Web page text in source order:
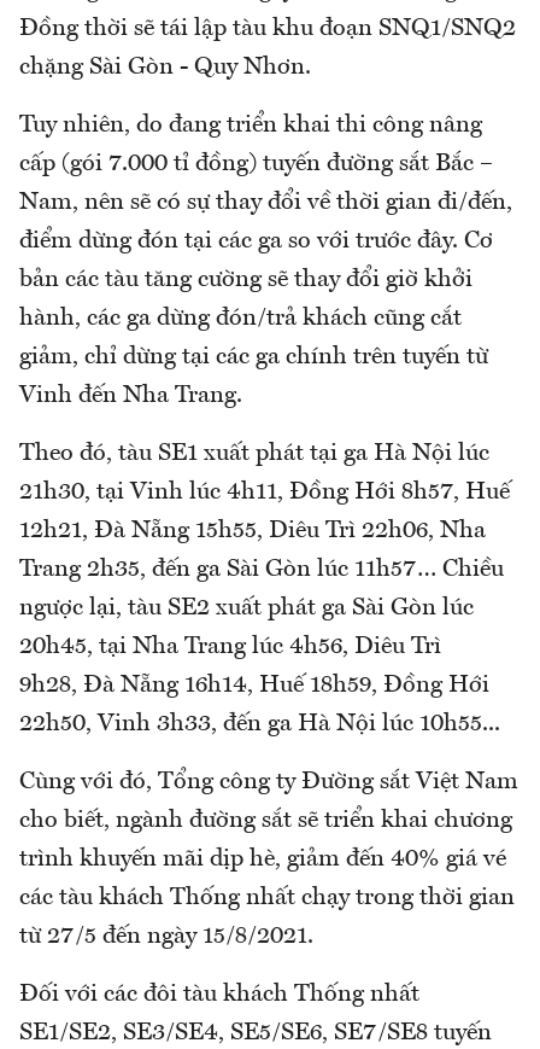
Đồng thời sẽ tái lập tàu khu đoạn SNQ1/SNQ2
chặng Sài Gòn - Quy Nhơn.
Tuy nhiên, do đang triển khai thi công nâng
cấp (gói 7.000 tỉ đồng) tuyến đường sắt Bắc –
Nam, nên sẽ có sự thay đổi về thời gian đi/đến,
điểm dừng đón tại các ga so với trước đây. Cơ
bản các tàu tăng cường sẽ thay đổi giờ khởi
hành, các ga dừng đón/trả khách cũng cắt
giảm, chỉ dừng tại các ga chính trên tuyến từ
Vinh đến Nha Trang.
Theo đó, tàu SE1 xuất phát tại ga Hà Nội lúc
21h30, tại Vinh lúc 4h11, Đồng Hới 8h57, Huế
12h21, Đà Nẵng 15h55, Diêu Trì 22h06, Nha
Trang 2h35, đến ga Sài Gòn lúc 11h57… Chiều
ngược lại, tàu SE2 xuất phát ga Sài Gòn lúc
20h45, tại Nha Trang lúc 4h56, Diêu Trì
9h28, Đà Nẵng 16h14, Huế 18h59, Đồng Hới
22h50, Vinh 3h33, đến ga Hà Nội lúc 10h55...
Cùng với đó, Tổng công ty Đường sắt Việt Nam
cho biết, ngành đường sắt sẽ triển khai chương
trình khuyến mãi dịp hè, giảm đến 40% giá vé
các tàu khách Thống nhất chạy trong thời gian
từ 27/5 đến ngày 15/8/2021.
Đối với các đôi tàu khách Thống nhất
SE1/SE2, SE3/SE4, SE5/SE6, SE7/SE8 tuyến